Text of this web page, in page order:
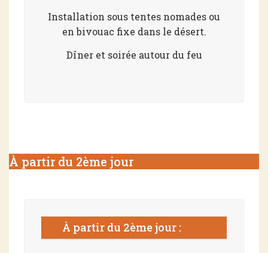
Installation sous tentes nomades ou
en bivouac fixe dans le désert.
Dîner et soirée autour du feu
À partir du 2ème jour
À partir du 2ème jour :